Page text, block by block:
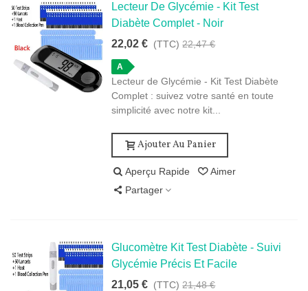
Lecteur De Glycémie - Kit Test
Diabète Complet - Noir
22,02 € (TTC) 22,47 €
A
Lecteur de Glycémie - Kit Test Diabète
Complet : suivez votre santé en toute
simplicité avec notre kit...
Ajouter Au Panier
Aperçu Rapide
Aimer
Partager
Glucomètre Kit Test Diabète - Suivi
Glycémie Précis Et Facile
21,05 € (TTC) 21,48 €